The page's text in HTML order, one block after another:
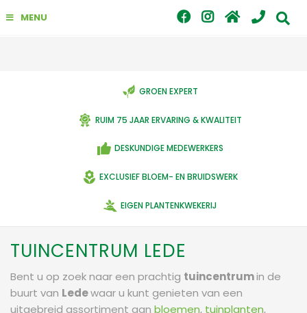
GROEN EXPERT
RUIM 75 JAAR ERVARING & KWALITEIT
DESKUNDIGE MEDEWERKERS
EXCLUSIEF BLOEM- EN BRUIDSWERK
EIGEN PLANTENKWEKERIJ
MENU
TUINCENTRUM LEDE
Bent u op zoek naar een prachtig tuincentrumin de
buurt van Ledewaar u kunt genieten van een
uitgebreid assortiment aan bloemen, tuinplanten,